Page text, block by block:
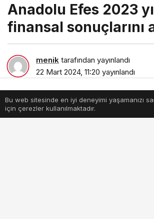
Anadolu Efes 2023
finansal sonuçlarını
menik tarafından yayınlandı
22 Mart 2024, 11:20 yayınlandı
Bu web sitesinde en iyi deneyimi yaşamanızı
için çerezler kullanılmaktadır.
Anasayfa Akış